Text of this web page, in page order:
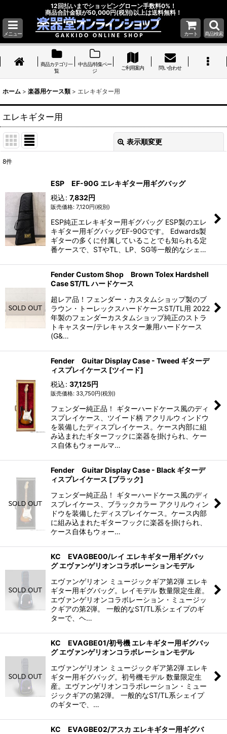
12回払いまでショッピングローン手数料0%！
商品合計金額が50,000円(税別)以上は送料無料！
メニュー カート 商品検索
商品カテゴリ一
覧
中古品/特集ペー
ジ
ご利用案内 問い合わせ
ホーム > 楽器用ケース類 > エレキギター用
エレキギター用
表示順変更
並び順:
絞り込む
8件
ESP EF-90G エレキギター用ギグバッグ
7,120円(税別)
税込: 7,832円
ESP純正エレキギター用ギグバッグ ESP製のエレ
キギター用ギグバッグEF-90Gです。 Edwards製
ギターの多くに付属していることでも知られる定
番ケースで、STやTL、LP、SG等一般的なシェ…
Fender Custom Shop Brown Tolex Hardshell
Case ST/TL ハードケース
超レア品！フェンダー・カスタムショップ製のブ
ラウン・トーレックスハードケースST/TL用 2022
年製のフェンダーカスタムショップ純正のストラ
トキャスター/テレキャスター兼用ハードケース
(G&…
Fender Guitar Display Case - Tweed ギターデ
ィスプレイケース [ツイード]
33,750円(税別)
税込: 37,125円
フェンダー純正品！ ギターハードケース風のディ
スプレイケース、ツイード柄 アクリルウィンドウ
を装備したディスプレイケース。ケース内部に組
み込まれたギターフックに楽器を掛けられ、ケー
ス自体もウォールマ…
Fender Guitar Display Case - Black ギターデ
ィスプレイケース [ブラック]
フェンダー純正品！ ギターハードケース風のディ
スプレイケース、ブラックカラー アクリルウィン
ドウを装備したディスプレイケース。ケース内部
に組み込まれたギターフックに楽器を掛けられ、
ケース自体もウォー…
KC EVAGBE00/レイ エレキギター用ギグバッ
グ エヴァンゲリオンコラボレーションモデル
エヴァンゲリオン ミュージックギア第2弾 エレキ
ギター用ギグバッグ。レイモデル 数量限定生産。
エヴァンゲリオンコラボレーション・ミュージッ
クギアの第2弾。 一般的なST/TL系シェイプのギ
ターで、ヘ…
KC EVAGBE01/初号機 エレキギター用ギグバッ
グ エヴァンゲリオンコラボレーションモデル
エヴァンゲリオン ミュージックギア第2弾 エレキ
ギター用ギグバッグ。初号機モデル 数量限定生
産。エヴァンゲリオンコラボレーション・ミュー
ジックギアの第2弾。 一般的なST/TL系シェイプ
のギターで、…
KC EVAGBE02/アスカ エレキギター用ギグバ